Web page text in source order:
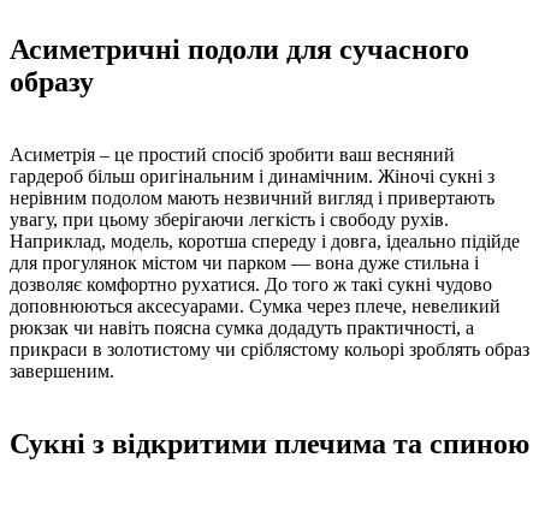
Асиметричні подоли для сучасного
образу
Асиметрія – це простий спосіб зробити ваш весняний
гардероб більш оригінальним і динамічним. Жіночі сукні з
нерівним подолом мають незвичний вигляд і привертають
увагу, при цьому зберігаючи легкість і свободу рухів.
Наприклад, модель, коротша спереду і довга, ідеально підійде
для прогулянок містом чи парком — вона дуже стильна і
дозволяє комфортно рухатися. До того ж такі сукні чудово
доповнюються аксесуарами. Сумка через плече, невеликий
рюкзак чи навіть поясна сумка додадуть практичності, а
прикраси в золотистому чи сріблястому кольорі зроблять образ
завершеним.
Сукні з відкритими плечима та спиною